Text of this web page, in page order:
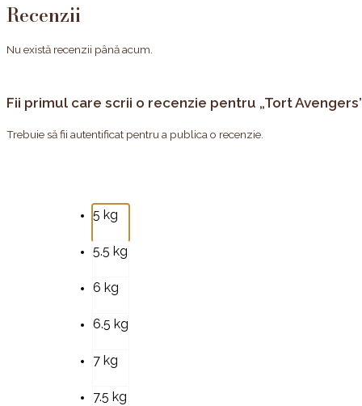
Recenzii
Nu există recenzii până acum.
Fii primul care scrii o recenzie pentru „Tort
Trebuie să fii autentificat pentru a publica o recenzie.
5 kg
5.5 kg
6 kg
6.5 kg
7 kg
7.5 kg